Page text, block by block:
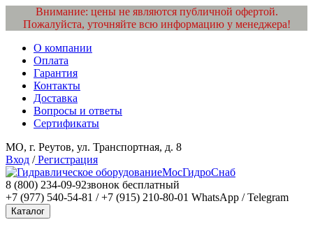
Внимание: цены не являются публичной офертой.
Пожалуйста, уточняйте всю информацию у менеджера!
О компании
Оплата
Гарантия
Контакты
Доставка
Вопросы и ответы
Сертификаты
МО, г. Реутов, ул. Транспортная, д. 8
Вход /Регистрация
МосГидроСнаб
8 (800) 234-09-92звонок бесплатный
+7 (977) 540-54-81 / +7 (915) 210-80-01 WhatsApp / Telegram
Каталог